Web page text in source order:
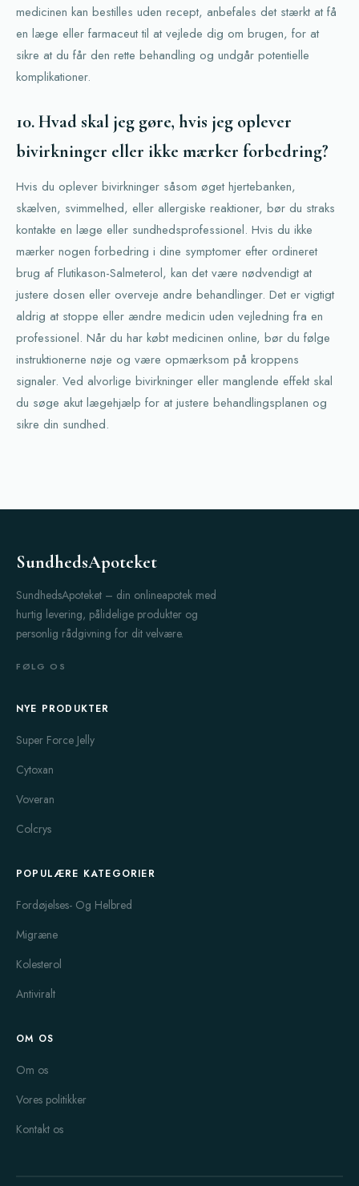
medicinen kan bestilles uden recept, anbefales det stærkt at få
en læge eller farmaceut til at vejlede dig om brugen, for at
sikre at du får den rette behandling og undgår potentielle
komplikationer.
10. Hvad skal jeg gøre, hvis jeg oplever
bivirkninger eller ikke mærker forbedring?
Hvis du oplever bivirkninger såsom øget hjertebanken,
skælven, svimmelhed, eller allergiske reaktioner, bør du straks
kontakte en læge eller sundhedsprofessionel. Hvis du ikke
mærker nogen forbedring i dine symptomer efter ordineret
brug af Flutikason-Salmeterol, kan det være nødvendigt at
justere dosen eller overveje andre behandlinger. Det er vigtigt
aldrig at stoppe eller ændre medicin uden vejledning fra en
professionel. Når du har købt medicinen online, bør du følge
instruktionerne nøje og være opmærksom på kroppens
signaler. Ved alvorlige bivirkninger eller manglende effekt skal
du søge akut lægehjælp for at justere behandlingsplanen og
sikre din sundhed.
SundhedsApoteket
SundhedsApoteket – din onlineapotek med
hurtig levering, pålidelige produkter og
personlig rådgivning for dit velvære.
FØLG OS
NYE PRODUKTER
Super Force Jelly
Cytoxan
Voveran
Colcrys
POPULÆRE KATEGORIER
Fordøjelses- Og Helbred
Migræne
Kolesterol
Antiviralt
OM OS
Om os
Vores politikker
Kontakt os